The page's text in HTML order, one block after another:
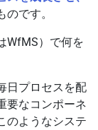
です。
WfMS）で何を
日プロセスを配
要なコンポーネ
のようなシステ